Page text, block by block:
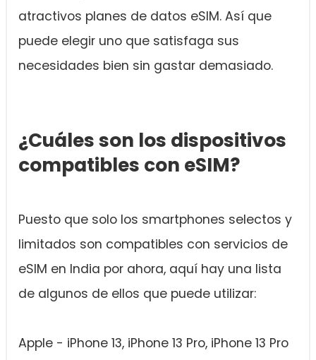
atractivos planes de datos eSIM. Así que
puede elegir uno que satisfaga sus
necesidades bien sin gastar demasiado.
¿Cuáles son los dispositivos
compatibles con eSIM?
Puesto que solo los smartphones selectos y
limitados son compatibles con servicios de
eSIM en India por ahora, aquí hay una lista
de algunos de ellos que puede utilizar:
Apple - iPhone 13, iPhone 13 Pro, iPhone 13 Pro